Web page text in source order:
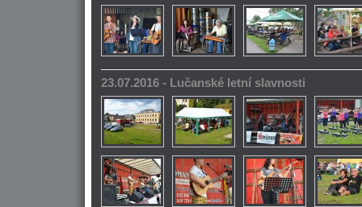
23.07.2016 - Lučanské letní slavnosti